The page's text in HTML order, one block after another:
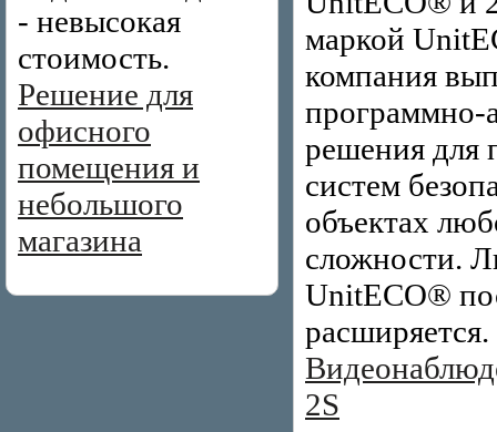
- невысокая
стоимость.
Решение для
офисного
помещения и
небольшого
магазина
маркой
компания
программно-
решения для
систем
объектах
сложности.
UnitECO®
расширяется.
2S